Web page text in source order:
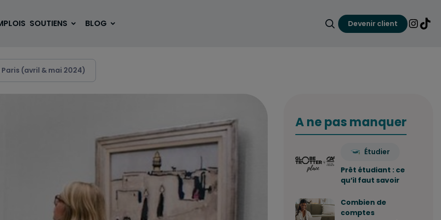
SOUTIENS BLOG
ÉTUDIER
E-SPORT
Faire une recherche
Devenir client
Paris (avril & mai 2024)
A ne pas manquer
Étudier
Prêt étudiant : ce
qu’il faut savoir
Combien de
comptes